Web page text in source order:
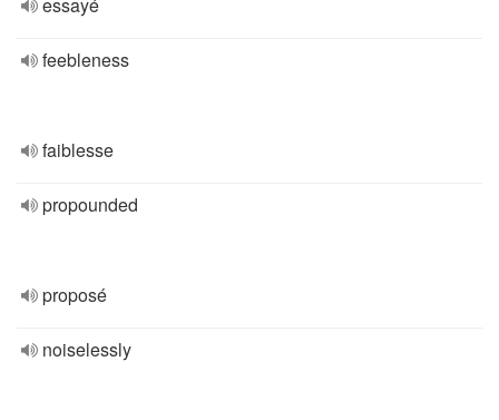
feebleness
faiblesse
propounded
proposé
noiselessly